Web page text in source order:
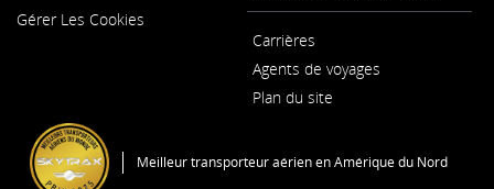
dans
Gérer Les Cookies
Carrières
dans
une
nouvelle
Agents de voyages
Plan du site
nouvelle
Meilleur transporteur aérien en Amérique du Nord